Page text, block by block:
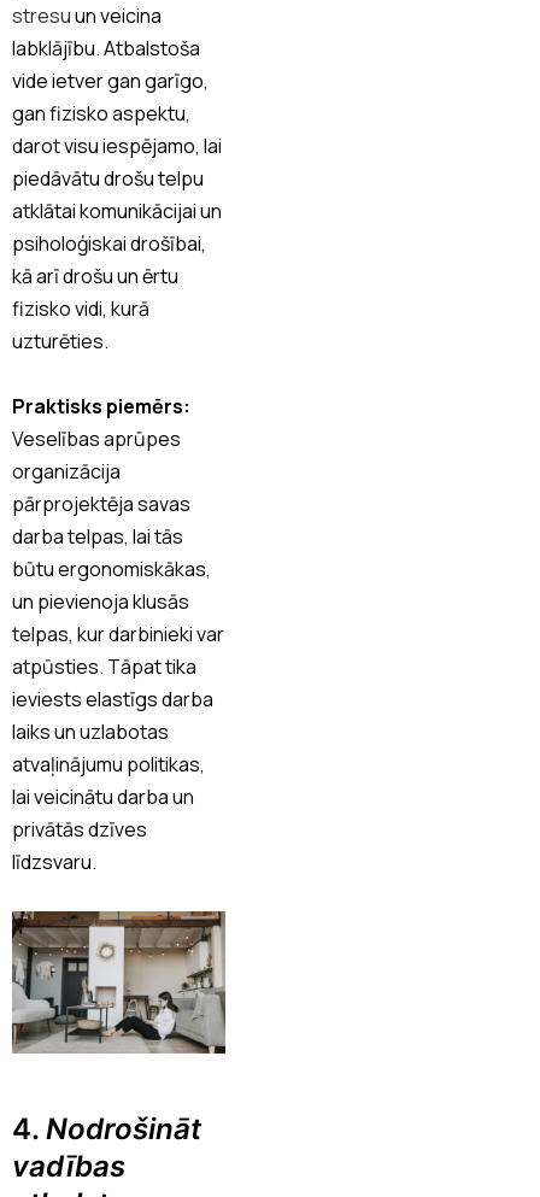
stresuun veicina
labklājību. Atbalstoša
vide ietver gan garīgo,
gan fizisko aspektu,
darot visu iespējamo, lai
piedāvātu drošu telpu
atklātai komunikācijai un
psiholoģiskai drošībai,
kā arī drošu un ērtu
fizisko vidi, kurā
uzturēties.
Praktisks piemērs:
Veselības aprūpes
organizācija
pārprojektēja savas
darba telpas, lai tās
būtu ergonomiskākas,
un pievienoja klusās
telpas, kur darbinieki var
atpūsties. Tāpat tika
ieviests elastīgs darba
laiks un uzlabotas
atvaļinājumu politikas,
lai veicinātu darba un
privātās dzīves
līdzsvaru.
4. Nodrošināt
vadības